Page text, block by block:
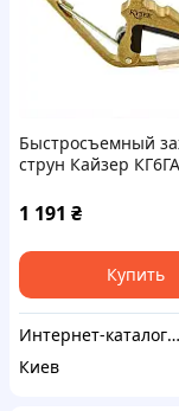
Быстросъемный
струн Кайзер
1 191 ₴
Купить
Интер​нет-ка​т​ал​​ог ски​​д​ок "МОДНИК"
Киев